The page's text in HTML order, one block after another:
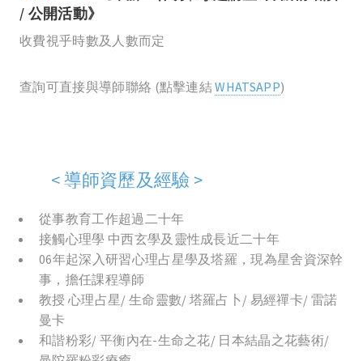
/ 公開活動》
收費視乎時數及人數而定
查詢可直接與導師聯絡 (點擊連結WHATSAPP)
< 導師資歷及經驗 >
從事教育工作超過二十年
接觸心理學 中西玄學及靈性成長近二十年
06年起深入研習心理占星學及塔羅，現為星舍資深幹
事 ， 擔任課程導師
教授 心理占星/ 生命靈數/ 塔羅占卜/ 易經禪卡/ 雷諾
曼卡
和諧粉彩/ 平衡內在-生命之花/ 日本結晶之花藝術/